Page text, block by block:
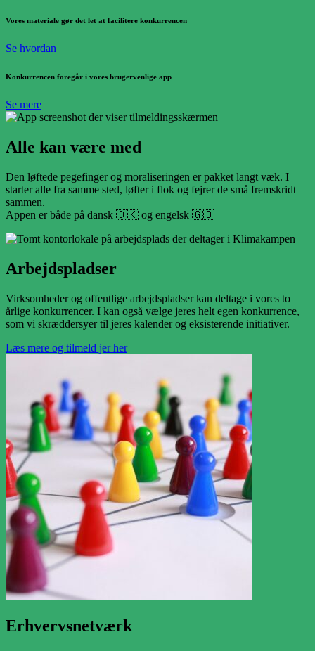
Vores materiale gør det let at facilitere konkurrencen
Se hvordan
Konkurrencen foregår i vores brugervenlige app
Se mere
Alle kan være med
Den løftede pegefinger og moraliseringen er pakket langt væk. I
starter alle fra samme sted, løfter i flok og fejrer de små fremskridt
sammen.
Appen er både på dansk 🇩🇰 og engelsk 🇬🇧
Arbejdspladser
Virksomheder og offentlige arbejdspladser kan deltage i vores to
årlige konkurrencer. I kan også vælge jeres helt egen konkurrence,
som vi skræddersyer til jeres kalender og eksisterende initiativer.
Læs mere og tilmeld jer her
Erhvervsnetværk